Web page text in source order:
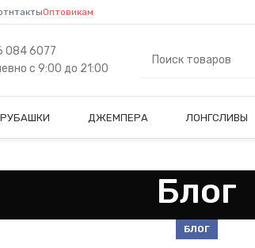
Оптовикам
084 6077
с 9:00 до 21:00
РУБАШКИ ДЖЕМПЕРА ЛОНГСЛИВЫ
Блог
БЛОГ